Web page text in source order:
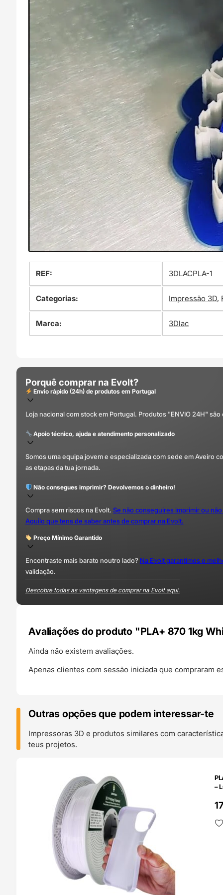
REF: 3DLACPLA-1
Categorias: Impressão 3D,
Marca: 3Dlac
Porquê comprar na Evolt?
Envio rápido (24h) de produtos em Portugal
Loja nacional com stock em Portugal. Produtos "ENVIO 24H"
Apoio técnico, ajuda e atendimento personalizado
Somos uma equipa jovem e especializada com sede em Aveiro
as etapas da tua jornada.
Não consegues imprimir? Devolvemos o dinheiro!
Compra sem riscos na Evolt. Se não conseguires imprimir ou
Aquilo que tens de saber antes de comprar na Evolt.
Preço Mínimo Garantido
Encontraste mais barato noutro lado? Na Evolt garantimos o
validação.
Descobre todas as vantagens de comprar na Evolt aqui.
Avaliações do produto "PLA+ 870 1kg
Ainda não existem avaliações.
Apenas clientes com sessão iniciada que compraram
Outras opções que podem interessar-te
Impressoras 3D e produtos similares com
teus projetos.
–